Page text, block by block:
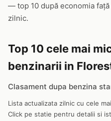
— top 10 după economia
zilnic.
Top 10 cele mai
benzinarii in
Clasament dupa benzina
Lista actualizata zilnic cu cele
Click pe statie pentru detalii si